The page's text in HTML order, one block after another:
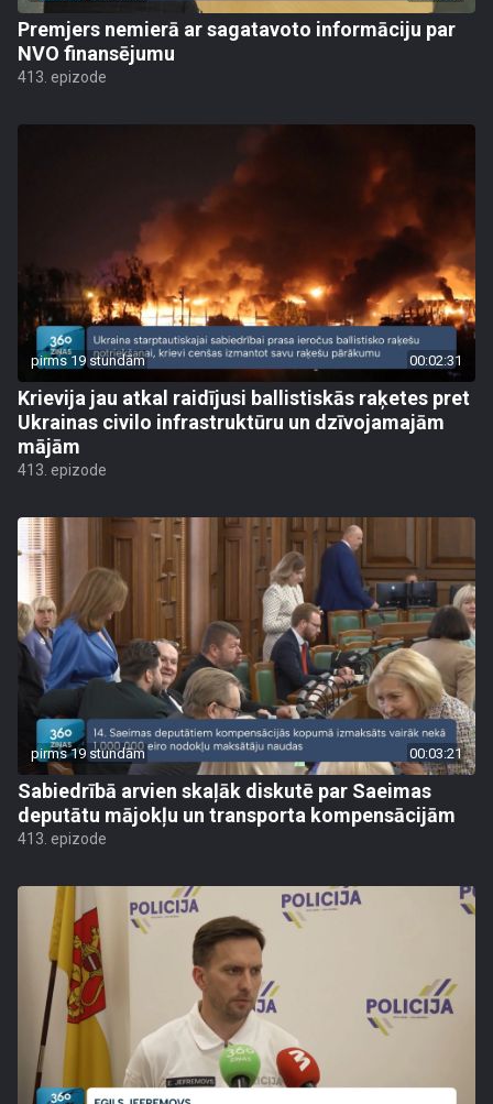
Premjers nemierā ar sagatavoto informāciju par
NVO finansējumu
413. epizode
pirms 19 stundām 00:02:31
Krievija jau atkal raidījusi ballistiskās raķetes pret
Ukrainas civilo infrastruktūru un dzīvojamajām
mājām
413. epizode
pirms 19 stundām 00:03:21
Sabiedrībā arvien skaļāk diskutē par Saeimas
deputātu mājokļu un transporta kompensācijām
413. epizode